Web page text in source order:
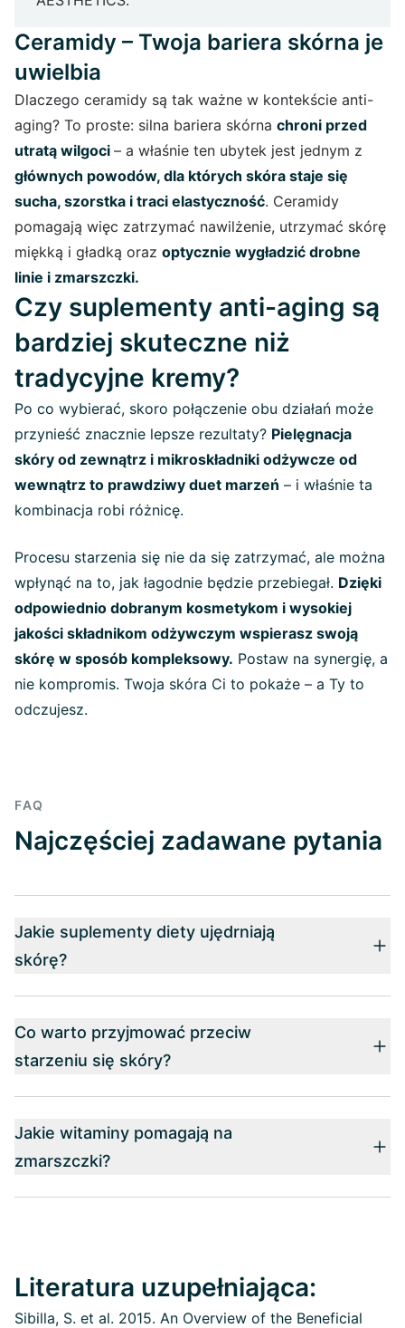
Ceramidy – Twoja bariera skórna je
uwielbia
Dlaczego ceramidy są tak ważne w kontekście anti-
aging? To proste: silna bariera skórna chroni przed
utratą wilgoci – a właśnie ten ubytek jest jednym z
głównych powodów, dla których skóra staje się
sucha, szorstka i traci elastyczność. Ceramidy
pomagają więc zatrzymać nawilżenie, utrzymać skórę
miękką i gładką oraz optycznie wygładzić drobne
linie i zmarszczki.
Czy suplementy anti-aging są
bardziej skuteczne niż
tradycyjne kremy?
Po co wybierać, skoro połączenie obu działań może
przynieść znacznie lepsze rezultaty? Pielęgnacja
skóry od zewnątrz i mikroskładniki odżywcze od
wewnątrz to prawdziwy duet marzeń – i właśnie ta
kombinacja robi różnicę.
Procesu starzenia się nie da się zatrzymać, ale można
wpłynąć na to, jak łagodnie będzie przebiegał. Dzięki
odpowiednio dobranym kosmetykom i wysokiej
jakości składnikom odżywczym wspierasz swoją
skórę w sposób kompleksowy. Postaw na synergię, a
nie kompromis. Twoja skóra Ci to pokaże – a Ty to
odczujesz.
FAQ
Najczęściej zadawane pytania
Jakie suplementy diety ujędrniają
skórę?
Co warto przyjmować przeciw
starzeniu się skóry?
Jakie witaminy pomagają na
zmarszczki?
Literatura uzupełniająca:
Sibilla, S. et al. 2015. An Overview of the Beneficial